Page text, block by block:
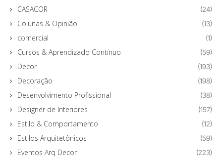
CASACOR (24)
Colunas & Opinião (13)
comercial (1)
Cursos & Aprendizado Contínuo (59)
Decor (193)
Decoração (198)
Desenvolvimento Profissional (38)
Designer de Interiores (157)
Estilo & Comportamento (12)
Estilos Arquitetônicos (59)
Eventos Arq Decor (223)